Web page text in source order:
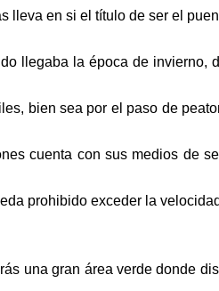
lleva en si el título de ser el
llegaba la época de invierno,
bien sea por el paso de
cuenta con sus medios de
prohibido exceder la
una gran área verde donde